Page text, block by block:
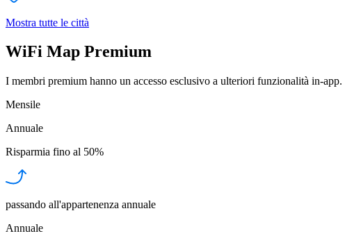
Mostra tutte le città
WiFi Map Premium
I membri premium hanno un accesso esclusivo a ulteriori funzionalità in-app.
Mensile
Annuale
Risparmia fino al 50%
passando all'appartenenza annuale
Annuale